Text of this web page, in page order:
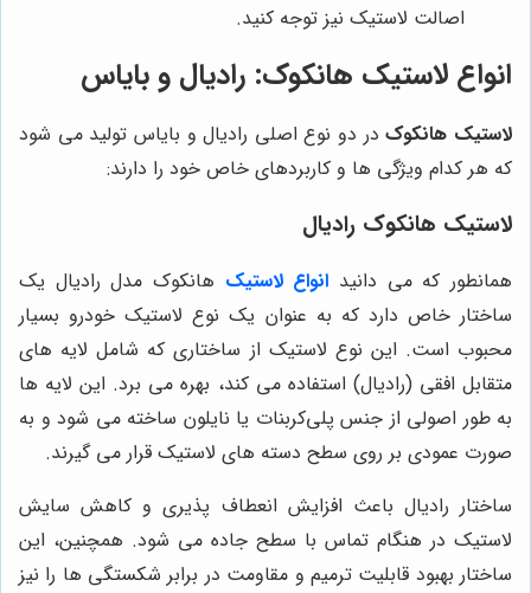
اصالت لاستیک نیز توجه کنید.
انواع لاستیک هانکوک: رادیال و بایاس
لاستیک هانکوکدر دو نوع اصلی رادیال و بایاس تولید می شود
که هر کدام ویژگی ها و کاربردهای خاص خود را دارند:
لاستیک هانکوک رادیال
همانطور که می دانید انواع لاستیک هانکوک مدل رادیال یک
ساختار خاص دارد که به عنوان یک نوع لاستیک خودرو بسیار
محبوب است. این نوع لاستیک از ساختاری که شامل لایه‌ های
متقابل افقی (رادیال) استفاده می کند، بهره می ‌برد. این لایه‌ ها
به طور اصولی از جنس پلی‌کربنات یا نایلون ساخته می شود و به
صورت عمودی بر روی سطح دسته ‌های لاستیک قرار می ‌گیرند.
ساختار رادیال باعث افزایش انعطاف پذیری و کاهش سایش
لاستیک در هنگام تماس با سطح جاده می شود. همچنین، این
ساختار بهبود قابلیت ترمیم و مقاومت در برابر شکستگی ها را نیز